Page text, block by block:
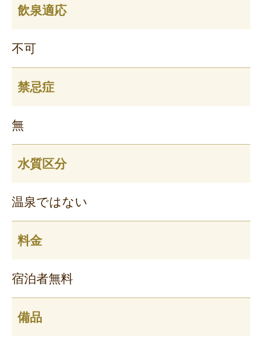
飲泉適応
不可
禁忌症
無
水質区分
温泉ではない
料金
宿泊者無料
備品